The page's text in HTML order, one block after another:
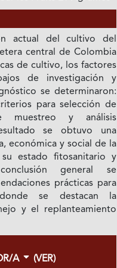
actual del cultivo del
central de Colombia
de cultivo, los factores
de investigación y
se determinaron:
para selección de
muestreo y análisis
se obtuvo una
económica y social de la
estado fitosanitario y
general se
prácticas para
se destacan la
y el replanteamiento
A (VER)